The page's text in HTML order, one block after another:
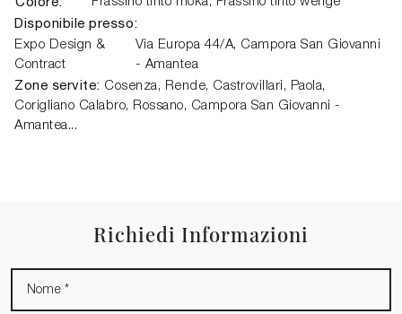
Disponibile presso:
Expo Design &
Contract
Via Europa 44/A, Campora San Giovanni
- Amantea
Zone servite: Cosenza, Rende, Castrovillari, Paola,
Corigliano Calabro, Rossano, Campora San Giovanni -
Amantea...
Richiedi Informazioni